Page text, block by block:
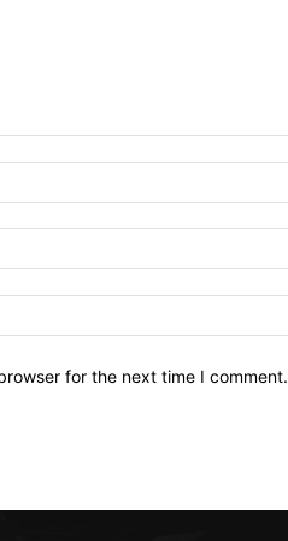
for the next time I comment.